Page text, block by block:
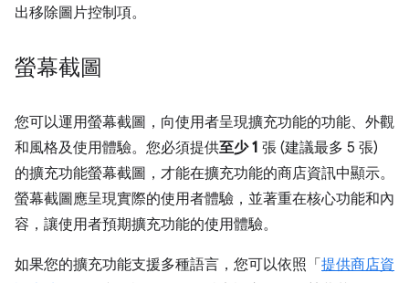
出移除圖片控制項。
螢幕截圖
您可以運用螢幕截圖，向使用者呈現擴充功能的功能、外觀
和風格及使用體驗。您必須提供至少 1 張 (建議最多 5 張)
的擴充功能螢幕截圖，才能在擴充功能的商店資訊中顯示。
螢幕截圖應呈現實際的使用者體驗，並著重在核心功能和內
容，讓使用者預期擴充功能的使用體驗。
如果您的擴充功能支援多種語言，您可以依照「 提供商店資